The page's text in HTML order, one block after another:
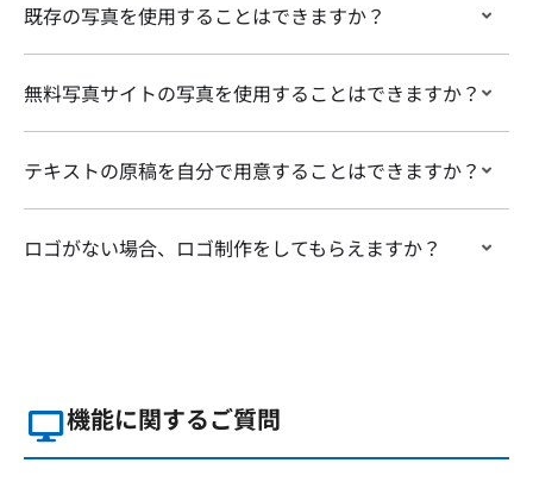
既存の写真を使用することはできますか？
無料写真サイトの写真を使用することはできますか？
テキストの原稿を自分で用意することはできますか？
ロゴがない場合、ロゴ制作をしてもらえますか？
機能に関するご質問